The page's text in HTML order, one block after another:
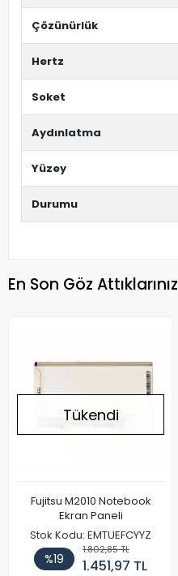
Çözünürlük
Hertz
Soket
Aydınlatma
Yüzey
Durumu
En Son Göz Attıklarınız
Tükendi
Fujitsu M2010 Notebook
Ekran Paneli
Stok Kodu: EMTUEFCYYZ
%19
1.802,85 TL
1.451,97 TL